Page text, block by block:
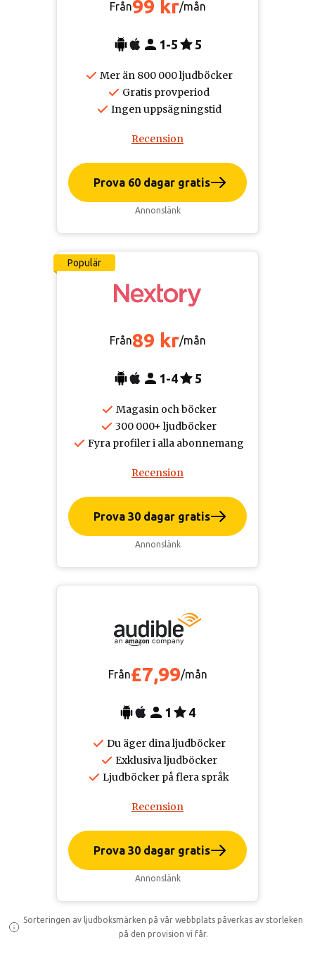
Från99 kr/mån
1-5 5
Mer än 800 000 ljudböcker
Gratis provperiod
Ingen uppsägningstid
Recension
Prova 60 dagar gratis
Annonslänk
Populär
Från89 kr/mån
1-4 5
Magasin och böcker
300 000+ ljudböcker
Fyra profiler i alla abonnemang
Recension
Prova 30 dagar gratis
Annonslänk
Från£7,99/mån
1 4
Du äger dina ljudböcker
Exklusiva ljudböcker
Ljudböcker på flera språk
Recension
Prova 30 dagar gratis
Annonslänk
Sorteringen av ljudboksmärken på vår webbplats påverkas av storleken
på den provision vi får.